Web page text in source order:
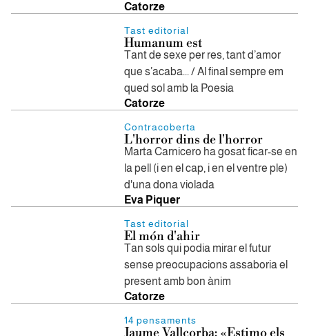
Catorze
Tast editorial
Humanum est
Tant de sexe per res, tant d’amor
que s’acaba... / Al final sempre em
qued sol amb la Poesia
Catorze
Contracoberta
L'horror dins de l'horror
Marta Carnicero ha gosat ficar-se en
la pell (i en el cap, i en el ventre ple)
d'una dona violada
Eva Piquer
Tast editorial
El món d'ahir
Tan sols qui podia mirar el futur
sense preocupacions assaboria el
present amb bon ànim
Catorze
14 pensaments